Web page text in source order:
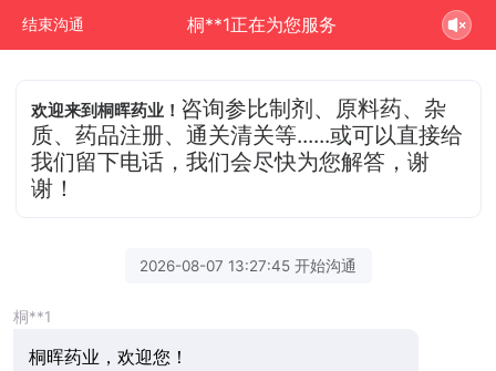
结束沟通 桐**1正在为您服务
欢迎来到桐晖药业！ 咨询参比制剂、原料药、杂
质、药品注册、通关清关等......或可以直接给
我们留下电话，我们会尽快为您解答，谢
谢！
2026-08-07 13:27:45 开始沟通
桐**1
桐晖药业，欢迎您！